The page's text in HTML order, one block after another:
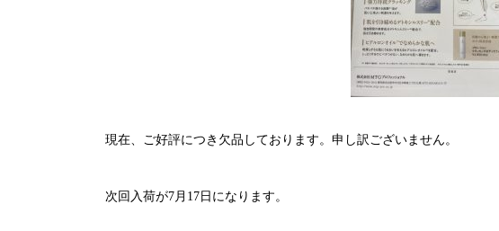
現在、ご好評につき欠品しております。申し訳ございません。
次回入荷が7月17日になります。